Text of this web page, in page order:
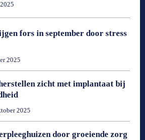
fors in september door stress
2025
zicht met implantaat bij
2025
door groeiende zorg